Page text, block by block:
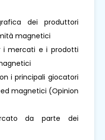
dei produttori
magnetici
i mercati e i prodotti
i principali giocatori
magnetici (Opinion
da parte dei